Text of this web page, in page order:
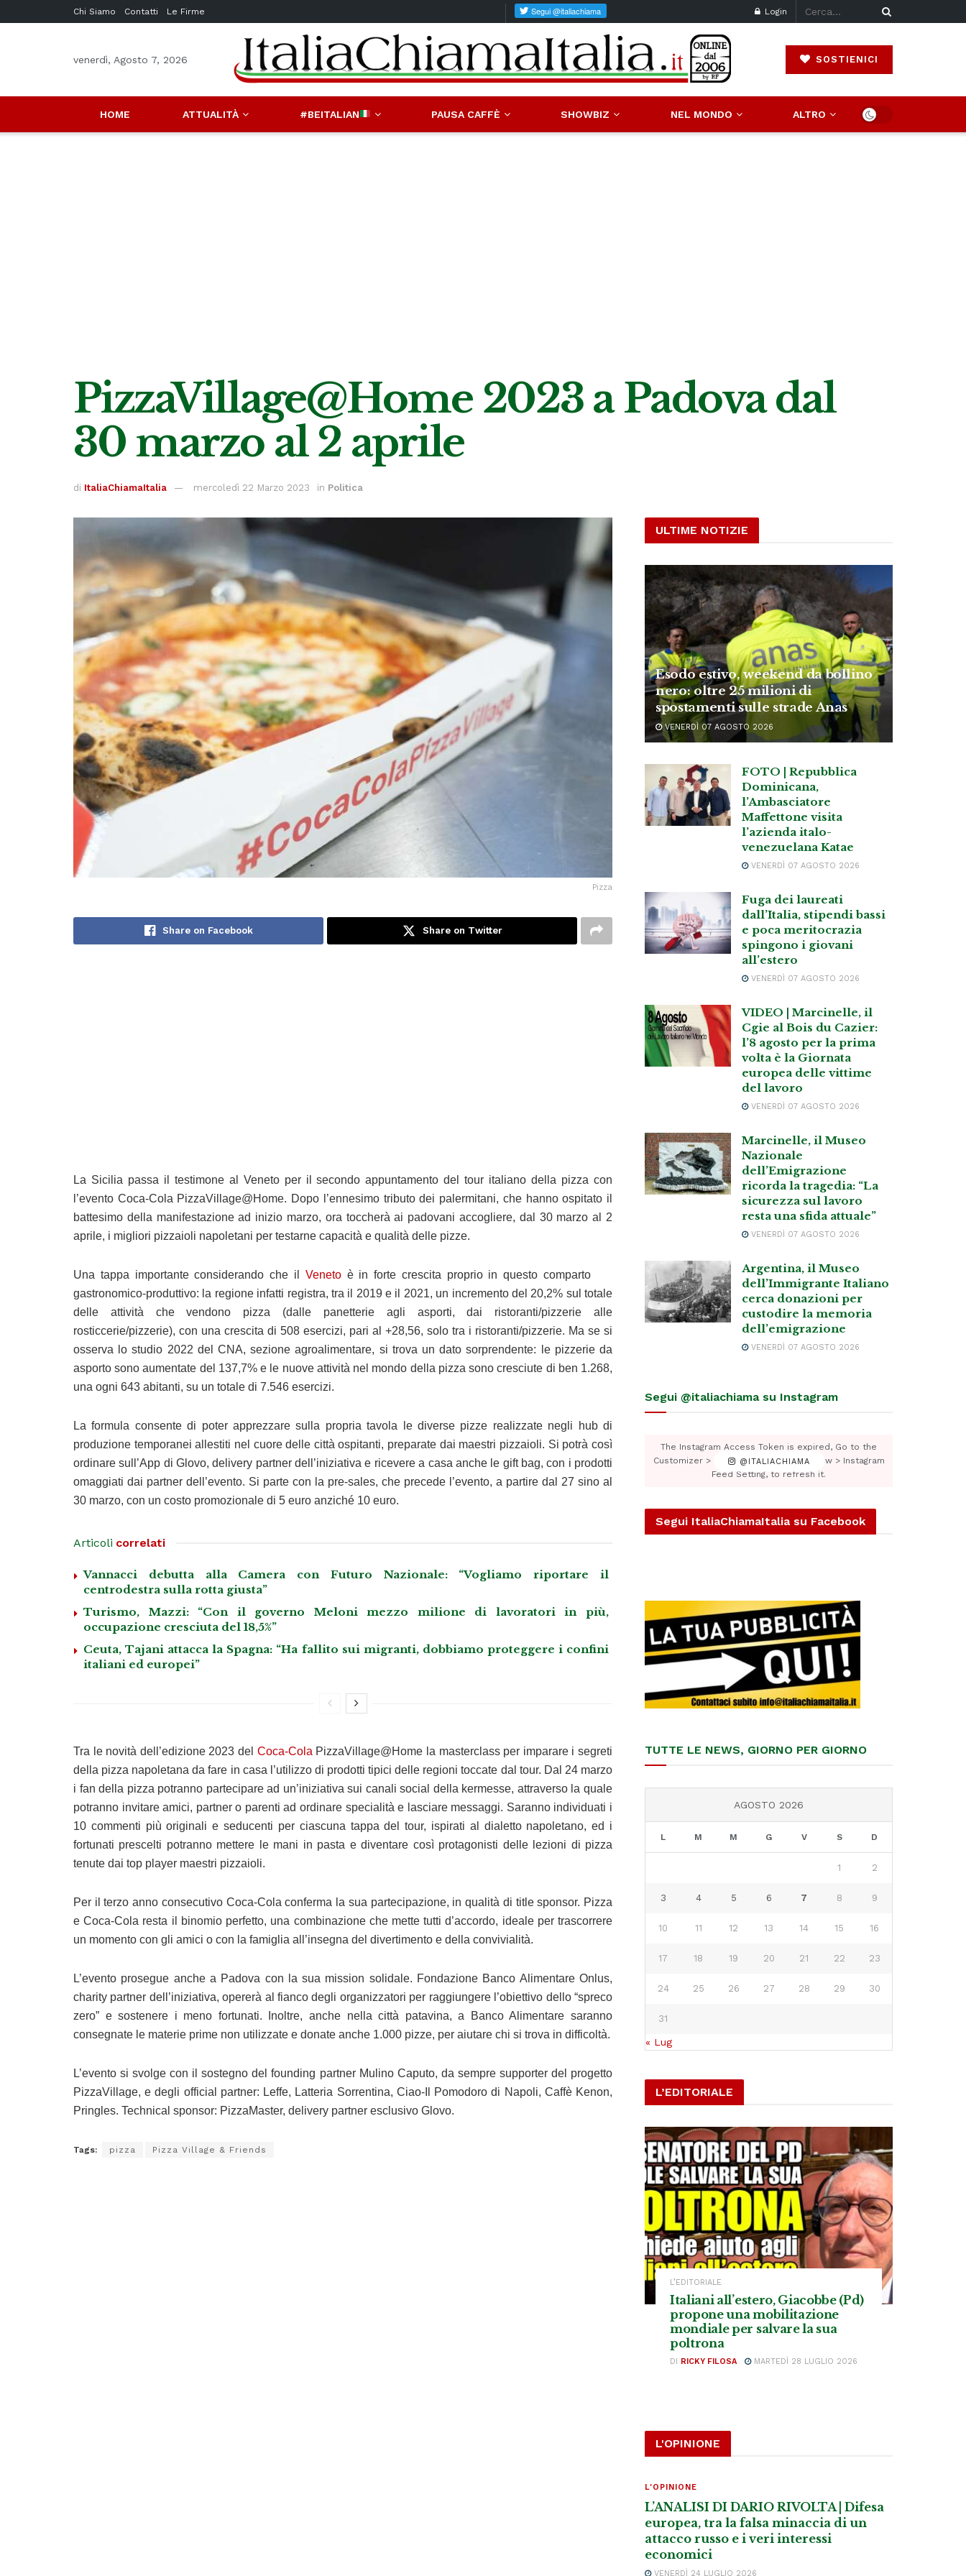
Chi Siamo Contatti Le Firme Login
venerdì, Agosto 7, 2026 SOSTIENICI
HOME ATTUALITÀ #BEITALIAN PAUSA CAFFÈ SHOWBIZ NEL MONDO ALTRO
PizzaVillage@Home 2023 a Padova dal
30 marzo al 2 aprile
di ItaliaChiamaItalia mercoledì 22 Marzo 2023 in Politica
Pizza
Share on Facebook Share on Twitter
La Sicilia passa il testimone al Veneto per il secondo appuntamento del tour italiano della pizza con
l’evento Coca-Cola PizzaVillage@Home. Dopo l’ennesimo tributo dei palermitani, che hanno ospitato il
battesimo della manifestazione ad inizio marzo, ora toccherà ai padovani accogliere, dal 30 marzo al 2
aprile, i migliori pizzaioli napoletani per testarne capacità e qualità delle pizze.
Una tappa importante considerando che il Venetoè in forte crescita proprio in questo comparto
gastronomico-produttivo: la regione infatti registra, tra il 2019 e il 2021, un incremento del 20,2% sul totale
delle attività che vendono pizza (dalle panetterie agli asporti, dai ristoranti/pizzerie alle
rosticcerie/pizzerie), con una crescita di 508 esercizi, pari al +28,56, solo tra i ristoranti/pizzerie. Ma se si
osserva lo studio 2022 del CNA, sezione agroalimentare, si trova un dato sorprendente: le pizzerie da
asporto sono aumentate del 137,7% e le nuove attività nel mondo della pizza sono cresciute di ben 1.268,
una ogni 643 abitanti, su un totale di 7.546 esercizi.
La formula consente di poter apprezzare sulla propria tavola le diverse pizze realizzate negli hub di
produzione temporanei allestiti nel cuore delle città ospitanti, preparate dai maestri pizzaioli. Si potrà così
ordinare sull’App di Glovo, delivery partner dell’iniziativa e ricevere a casa anche le gift bag, con i prodotti
omaggiati dai partner dell’evento. Si parte con la pre-sales, che precede l’evento, a partire dal 27 sino al
30 marzo, con un costo promozionale di 5 euro anziché 10 euro.
Articoli correlati
Vannacci debutta alla Camera con Futuro Nazionale: “Vogliamo riportare il
centrodestra sulla rotta giusta”
Turismo, Mazzi: “Con il governo Meloni mezzo milione di lavoratori in più,
occupazione cresciuta del 18,5%”
Ceuta, Tajani attacca la Spagna: “Ha fallito sui migranti, dobbiamo proteggere i confini
italiani ed europei”
Tra le novità dell’edizione 2023 del Coca-Cola PizzaVillage@Home la masterclass per imparare i segreti
della pizza napoletana da fare in casa l’utilizzo di prodotti tipici delle regioni toccate dal tour. Dal 24 marzo
i fan della pizza potranno partecipare ad un’iniziativa sui canali social della kermesse, attraverso la quale
potranno invitare amici, partner o parenti ad ordinare specialità e lasciare messaggi. Saranno individuati i
10 commenti più originali e seducenti per ciascuna tappa del tour, ispirati al dialetto napoletano, ed i
fortunati prescelti potranno mettere le mani in pasta e diventare così protagonisti delle lezioni di pizza
tenute dai top player maestri pizzaioli.
Per il terzo anno consecutivo Coca-Cola conferma la sua partecipazione, in qualità di title sponsor. Pizza
e Coca-Cola resta il binomio perfetto, una combinazione che mette tutti d’accordo, ideale per trascorrere
un momento con gli amici o con la famiglia all’insegna del divertimento e della convivialità.
L’evento prosegue anche a Padova con la sua mission solidale. Fondazione Banco Alimentare Onlus,
charity partner dell’iniziativa, opererà al fianco degli organizzatori per raggiungere l’obiettivo dello “spreco
zero” e sostenere i meno fortunati. Inoltre, anche nella città patavina, a Banco Alimentare saranno
consegnate le materie prime non utilizzate e donate anche 1.000 pizze, per aiutare chi si trova in difficoltà.
L’evento si svolge con il sostegno del founding partner Mulino Caputo, da sempre supporter del progetto
PizzaVillage, e degli official partner: Leffe, Latteria Sorrentina, Ciao-Il Pomodoro di Napoli, Caffè Kenon,
Pringles. Technical sponsor: PizzaMaster, delivery partner esclusivo Glovo.
Tags: pizza Pizza Village & Friends
ULTIME NOTIZIE
Esodo estivo, weekend da bollino
nero: oltre 25 milioni di
spostamenti sulle strade Anas
VENERDÌ 07 AGOSTO 2026
FOTO | Repubblica
Dominicana,
l’Ambasciatore
Maffettone visita
l’azienda italo-
venezuelana Katae
VENERDÌ 07 AGOSTO 2026
Fuga dei laureati
dall’Italia, stipendi bassi
e poca meritocrazia
spingono i giovani
all’estero
VENERDÌ 07 AGOSTO 2026
VIDEO | Marcinelle, il
Cgie al Bois du Cazier:
l’8 agosto per la prima
volta è la Giornata
europea delle vittime
del lavoro
VENERDÌ 07 AGOSTO 2026
Marcinelle, il Museo
Nazionale
dell’Emigrazione
ricorda la tragedia: “La
sicurezza sul lavoro
resta una sfida attuale”
VENERDÌ 07 AGOSTO 2026
Argentina, il Museo
dell’Immigrante Italiano
cerca donazioni per
custodire la memoria
dell’emigrazione
VENERDÌ 07 AGOSTO 2026
Segui @italiachiama su Instagram
@ITALIACHIAMA
The Instagram Access Token is expired, Go to the
Customizer > JNews : Social, Like & View > Instagram
Feed Setting, to refresh it.
Segui ItaliaChiamaItalia su Facebook
TUTTE LE NEWS, GIORNO PER GIORNO
AGOSTO 2026
L M M G V S D
1 2
3 4 5 6 7 8 9
10 11 12 13 14 15 16
17 18 19 20 21 22 23
24 25 26 27 28 29 30
31
« Lug
L’EDITORIALE
L’EDITORIALE
Italiani all’estero, Giacobbe (Pd)
propone una mobilitazione
mondiale per salvare la sua
poltrona
DI RICKY FILOSA MARTEDÌ 28 LUGLIO 2026
L'OPINIONE
L'OPINIONE
L’ANALISI DI DARIO RIVOLTA | Difesa
europea, tra la falsa minaccia di un
attacco russo e i veri interessi
economici
VENERDÌ 24 LUGLIO 2026